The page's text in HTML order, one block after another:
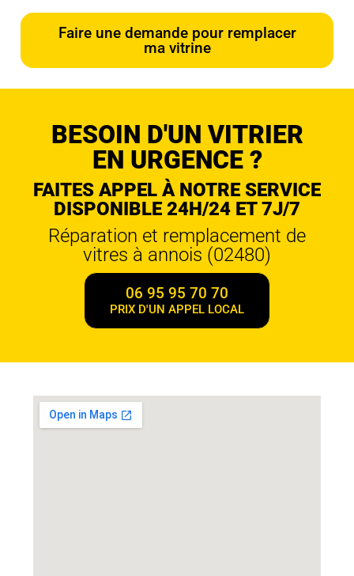
Faire une demande pour remplacer
ma vitrine
BESOIN D'UN VITRIER
EN URGENCE ?
FAITES APPEL À NOTRE SERVICE
DISPONIBLE 24H/24 ET 7J/7
Réparation et remplacement de
vitres à annois (02480)
06 95 95 70 70
PRIX D'UN APPEL LOCAL